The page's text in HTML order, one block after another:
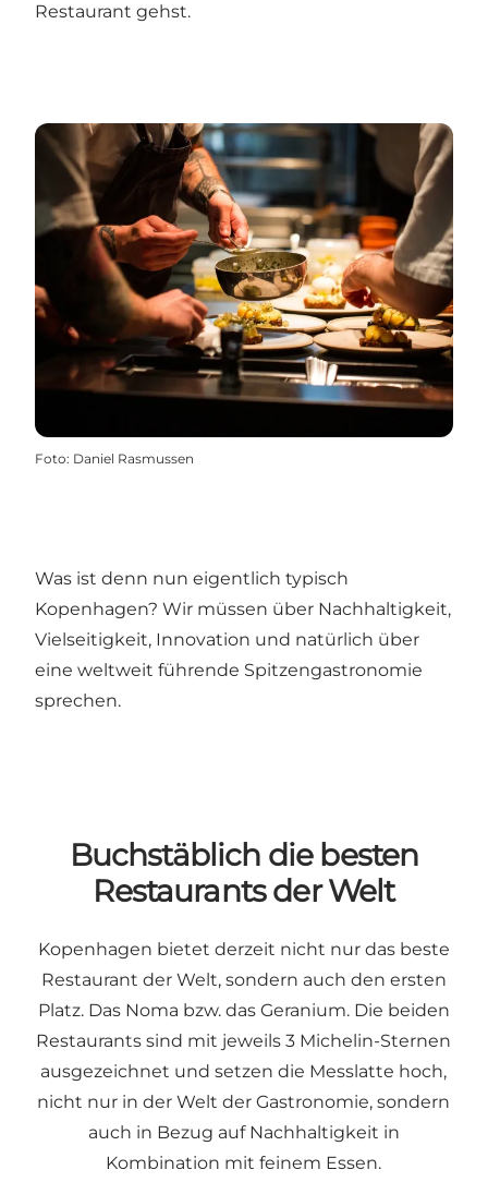
Restaurant gehst.
Foto: Daniel Rasmussen
Was ist denn nun eigentlich typisch
Kopenhagen? Wir müssen über Nachhaltigkeit,
Vielseitigkeit, Innovation und natürlich über
eine weltweit führende Spitzengastronomie
sprechen.
Buchstäblich die besten
Restaurants der Welt
Kopenhagen bietet derzeit nicht nur das beste
Restaurant der Welt, sondern auch den ersten
Platz. Das Noma bzw. das Geranium. Die beiden
Restaurants sind mit jeweils 3 Michelin-Sternen
ausgezeichnet und setzen die Messlatte hoch,
nicht nur in der Welt der Gastronomie, sondern
auch in Bezug auf Nachhaltigkeit in
Kombination mit feinem Essen.